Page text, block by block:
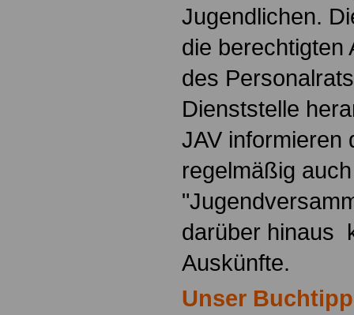
Jugendlichen.
die berechtigten
des
Dienststelle
JAV informieren
regelmäßig
darüber hinaus
Auskünfte.
Unser Buchtipp